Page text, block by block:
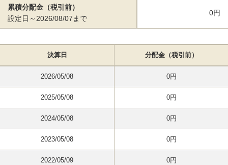
累積分配金（税引前）
設定日～2026/08/07まで
0円
決算日 分配金（税引前）
2026/05/08 0円
2025/05/08 0円
2024/05/08 0円
2023/05/08 0円
2022/05/09 0円